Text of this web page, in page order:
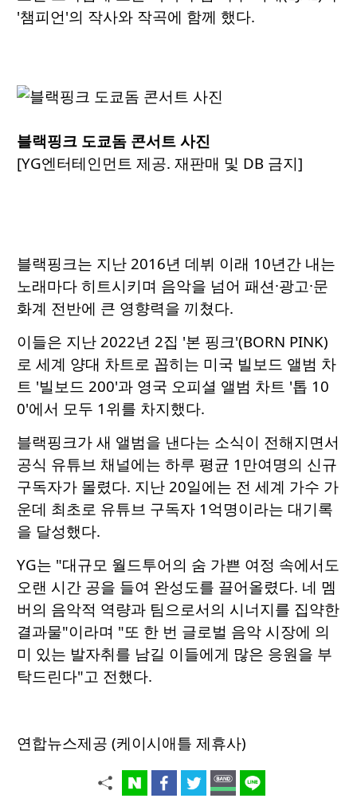
'챔피언'의 작사와 작곡에 함께 했다.
블랙핑크 도쿄돔 콘서트 사진
[YG엔터테인먼트 제공. 재판매 및 DB 금지]
블랙핑크는 지난 2016년 데뷔 이래 10년간 내는
노래마다 히트시키며 음악을 넘어 패션·광고·문
화계 전반에 큰 영향력을 끼쳤다.
이들은 지난 2022년 2집 '본 핑크'(BORN PINK)
로 세계 양대 차트로 꼽히는 미국 빌보드 앨범 차
트 '빌보드 200'과 영국 오피셜 앨범 차트 '톱 10
0'에서 모두 1위를 차지했다.
블랙핑크가 새 앨범을 낸다는 소식이 전해지면서
공식 유튜브 채널에는 하루 평균 1만여명의 신규
구독자가 몰렸다. 지난 20일에는 전 세계 가수 가
운데 최초로 유튜브 구독자 1억명이라는 대기록
을 달성했다.
YG는 "대규모 월드투어의 숨 가쁜 여정 속에서도
오랜 시간 공을 들여 완성도를 끌어올렸다. 네 멤
버의 음악적 역량과 팀으로서의 시너지를 집약한
결과물"이라며 "또 한 번 글로벌 음악 시장에 의
미 있는 발자취를 남길 이들에게 많은 응원을 부
탁드린다"고 전했다.
연합뉴스제공 (케이시애틀 제휴사)